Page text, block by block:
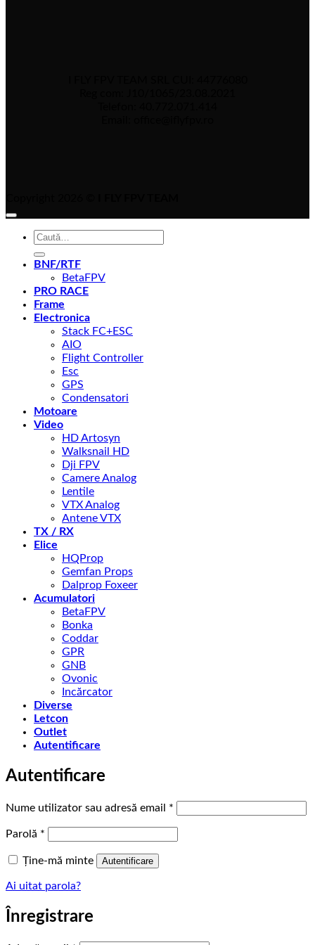
Caută
BNF/RTF
BetaFPV
PRO RACE
Frame
Electronica
Stack FC+ESC
AIO
Flight Controller
Esc
GPS
Condensatori
Motoare
Video
HD Artosyn
Walksnail HD
Dji FPV
Camere Analog
Lentile
VTX Analog
Antene VTX
TX / RX
Elice
HQProp
Gemfan Props
Dalprop Foxeer
Acumulatori
BetaFPV
Bonka
Coddar
GPR
GNB
Ovonic
Incărcator
Diverse
Letcon
Outlet
Autentificare
Autentificare
Nume utilizator sau adresă email *
Parolă *
Ține-mă minte Autentificare
Ai uitat parola?
Înregistrare